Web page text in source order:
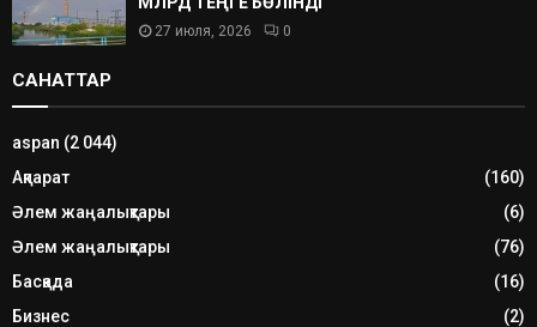
27 июля, 2026 0
САНАТТАР
aspan (2 044)
Ақпарат
(160)
Әлем жаңалықтары
(6)
Әлем жаңалықтары
(76)
Басқада
(16)
Бизнес
(2)